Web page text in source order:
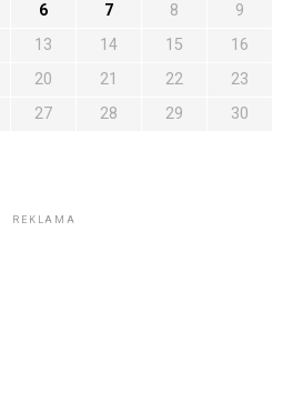
6 7 8
9
13 14 15
16
20 21 22
23
27 28 29
30
REKLAMA